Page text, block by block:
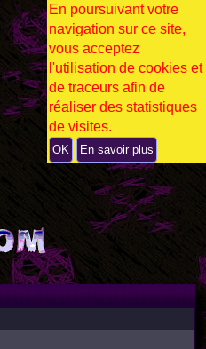
En poursuivant votre
navigation sur ce site,
vous acceptez
l'utilisation de cookies et
de traceurs afin de
réaliser des statistiques
de visites.
OK En savoir plus